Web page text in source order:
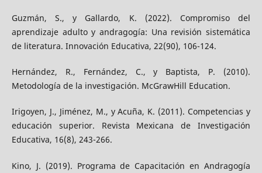
Guzmán, S., y Gallardo, K. (2022). Compromiso del
aprendizaje adulto y andragogía: Una revisión sistemática
de literatura. Innovación Educativa, 22(90), 106-124.
Hernández, R., Fernández, C., y Baptista, P. (2010).
Metodología de la investigación. McGrawHill Education.
Irigoyen, J., Jiménez, M., y Acuña, K. (2011). Competencias y
educación superior. Revista Mexicana de Investigación
Educativa, 16(8), 243-266.
Kino, J. (2019). Programa de Capacitación en Andragogía